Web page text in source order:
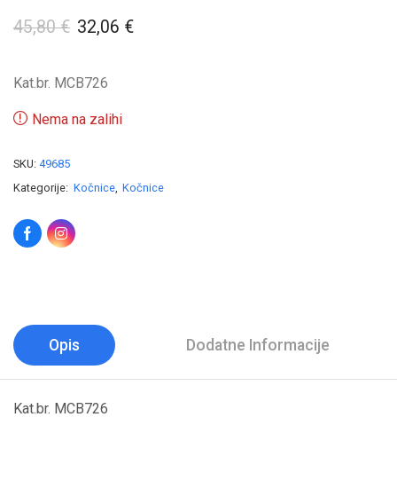
45,80€ 32,06 €
Kat.br. MCB726
Nema na zalihi
SKU: 49685
Kategorije: Kočnice, Kočnice
Opis Dodatne Informacije
Kat.br. MCB726